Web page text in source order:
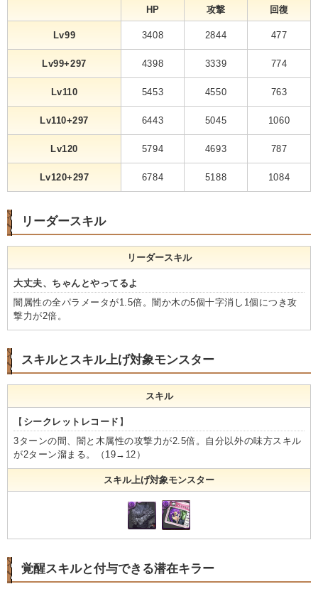
HP 攻撃 回復
Lv99 3408 2844 477
Lv99+297 4398 3339 774
Lv110 5453 4550 763
Lv110+297 6443 5045 1060
Lv120 5794 4693 787
Lv120+297 6784 5188 1084
リーダースキル
リーダースキル
大丈夫、ちゃんとやってるよ
闇属性の全パラメータが1.5倍。闇か木の5個十字消し1個につき攻
撃力が2倍。
スキルとスキル上げ対象モンスター
スキル
【 シークレットレコード 】
3ターンの間、闇と木属性の攻撃力が2.5倍。自分以外の味方スキル
が2ターン溜まる。（19→12）
スキル上げ対象モンスター
覚醒スキルと付与できる潜在キラー